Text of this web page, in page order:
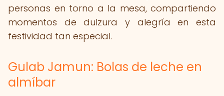
personas en torno a la mesa, compartiendo
momentos de dulzura y alegría en esta
festividad tan especial.
Gulab Jamun: Bolas de leche en
almíbar